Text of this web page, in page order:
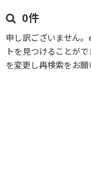
0件
申し訳ございません
トを見つけることが
を変更し再検索をお願